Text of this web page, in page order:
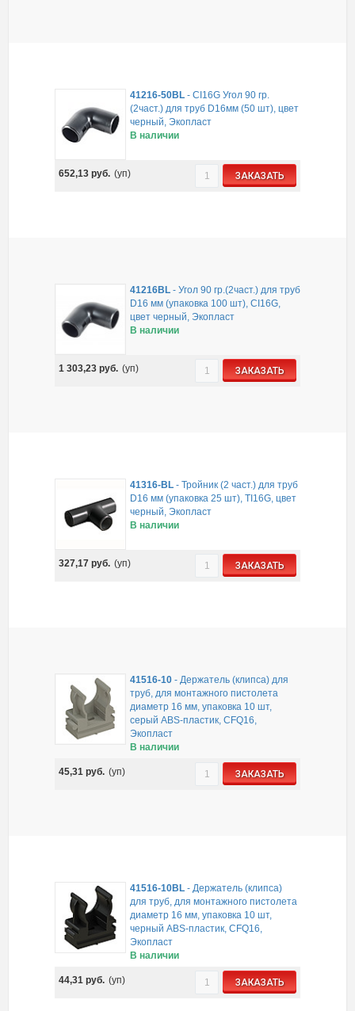
41216-50BL - CI16G Угол 90 гр.
(2част.) для труб D16мм (50 шт), цвет
черный, Экопласт
В наличии
652,13 руб. (уп) ЗАКАЗАТЬ
41216BL - Угол 90 гр.(2част.) для труб
D16 мм (упаковка 100 шт), CI16G,
цвет черный, Экопласт
В наличии
1 303,23 руб. (уп) ЗАКАЗАТЬ
41316-BL - Тройник (2 част.) для труб
D16 мм (упаковка 25 шт), TI16G, цвет
черный, Экопласт
В наличии
327,17 руб. (уп) ЗАКАЗАТЬ
41516-10 - Держатель (клипса) для
труб, для монтажного пистолета
диаметр 16 мм, упаковка 10 шт,
серый ABS-пластик, CFQ16,
Экопласт
В наличии
45,31 руб. (уп) ЗАКАЗАТЬ
41516-10BL - Держатель (клипса)
для труб, для монтажного пистолета
диаметр 16 мм, упаковка 10 шт,
черный ABS-пластик, CFQ16,
Экопласт
В наличии
44,31 руб. (уп) ЗАКАЗАТЬ